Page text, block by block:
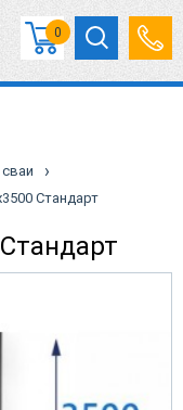
0
›
Стандарт